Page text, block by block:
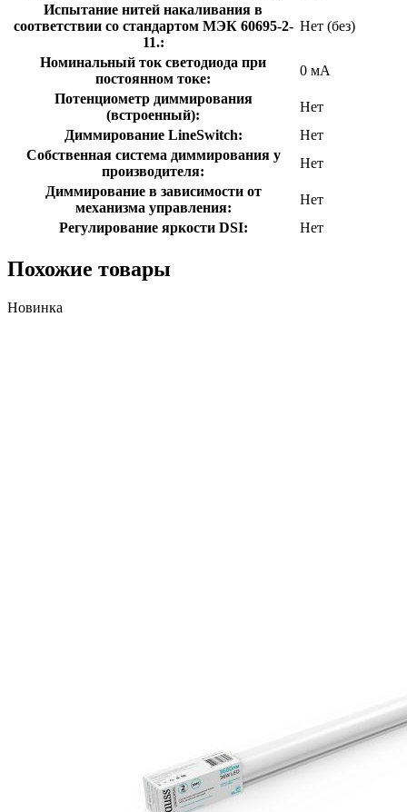
Испытание нитей накаливания в
соответствии со стандартом МЭК 60695-2-
11.:
Нет (без)
Номинальный ток светодиода при
постоянном токе:
0 мА
Потенциометр диммирования
(встроенный):
Нет
Диммирование LineSwitch:
Нет
Собственная система диммирования у
производителя:
Нет
Диммирование в зависимости от
механизма управления:
Нет
Регулирование яркости DSI:
Нет
Похожие товары
Новинка